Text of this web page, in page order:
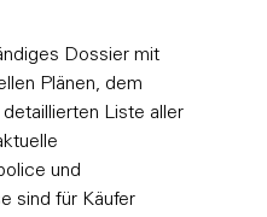
Dossier mit
Plänen, dem
Liste aller
und
sind für Käufer